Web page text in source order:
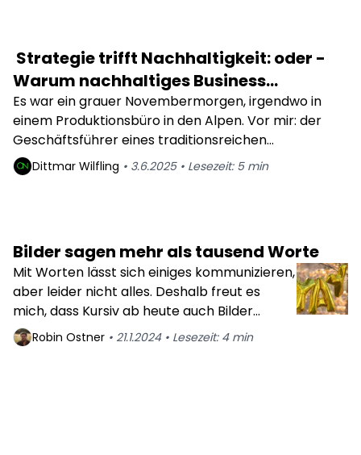
Strategie trifft Nachhaltigkeit: oder -
Warum nachhaltiges Business
Development für KMUs zur
Überlebensstrategie wird
Es war ein grauer Novembermorgen, irgendwo in
einem Produktionsbüro in den Alpen. Vor mir: der
Geschäftsführer eines traditionsreichen
Sportartikelunternehmens, seit Generationen
familiengeführt. Wir sprachen über kreislauffähige
nicht wegen Moral.“
Dittmar Wilfling • 3.6.2025• Lesezeit: 5min
Bilder sagen mehr als tausend Worte
Mit Worten lässt sich einiges kommunizieren,
aber leider nicht alles. Deshalb freut es
mich, dass Kursiv ab heute auch Bilder
unterstützt. Damit kann der Text etwas
untermalt werden und auch Anleitungen zu
Robin Ostner • 21.1.2024• Lesezeit: 4min